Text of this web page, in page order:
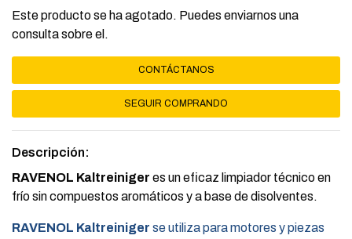
Este producto se ha agotado. Puedes enviarnos una
consulta sobre el.
CONTÁCTANOS
SEGUIR COMPRANDO
Descripción:
RAVENOL Kaltreiniger es un eficaz limpiador técnico en
frío sin compuestos aromáticos y a base de disolventes.
RAVENOL Kaltreiniger se utiliza para motores y piezas